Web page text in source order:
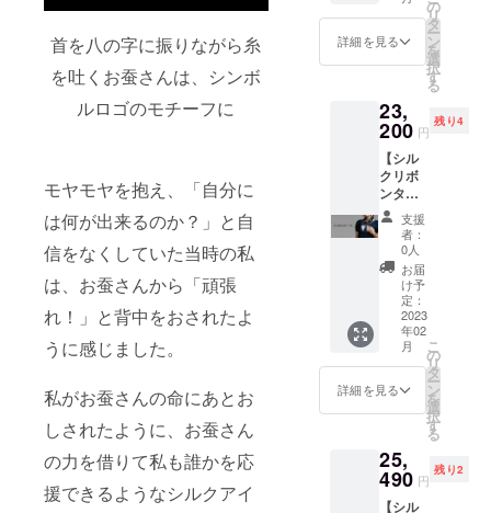
首を八の字に振りながら糸
を吐くお蚕さんは、シンボ
ルロゴのモチーフに
モヤモヤを抱え、「自分に
は何が出来るのか？」と自
信をなくしていた当時の私
は、お蚕さんから「頑張
れ！」と背中をおされたよ
うに感じました。
私がお蚕さんの命にあとお
しされたように、お蚕さん
の力を借りて私も誰かを応
援できるようなシルクアイ
、繭花
びら部
分約
繭、シ
ルク、
ス…
サージ
カルス
テンレ
ス、イ
ヤリン
グ…
ニッケ
ルフ
リー
（金属
アレル
応） 生
産国：
せた
モード
ン。 サ
イズ：
全長約
10.5cm
（タッ
セル部
分約
7cm）
素材：
シル
ク、ピ
アス…
サージ
カルス
テンレ
ス、イ
ヤリン
リー
（金属
使用し
た名刺
入れ。
手触り
シル
ク、丈
夫で上
質な牛
革とあ
わせ、
丸縁部
分など
の丁寧
な縫製
が光る
アイテ
ムで
す。
（ブラ
ンド紹
介カー
ズ：約
7.5cm×
約
詳細を見る
の
リ
タ
ー
ン
を
選
択
す
る
23,
200 円
残り4
【シル
クリボ
ンタイ
＋ブラ
ンド紹
介カー
ド５枚
セッ
ト】 ス
カーフ
のよう
に纏い
やす
く、ネ
クタイ
のよう
キュッ
とかっ
こよ
く。ス
支援
者：
0人
お届
け予
定：
2023
年02
月
詳細を見る
こ
の
リ
タ
ー
ン
を
選
択
す
る
25,
490 円
残り2
【シル